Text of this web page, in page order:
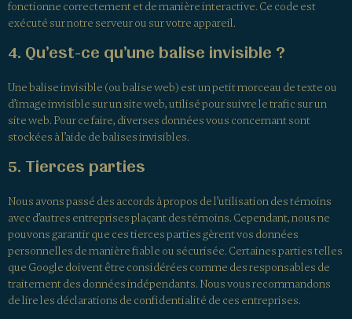
fonctionne correctement et de manière interactive. Ce code est
exécuté sur notre serveur ou sur votre appareil.
4. Qu’est-ce qu’une balise invisible ?
Une balise invisible (ou balise web) est un petit morceau de texte ou
d’image invisible sur un site web, utilisé pour suivre le trafic sur un
site web. Pour ce faire, diverses données vous concernant sont
stockées à l’aide de balises invisibles.
5. Tierces parties
Nous avons passé des accords à propos de l’utilisation des témoins
avec d’autres entreprises plaçant des témoins. Cependant, nous ne
pouvons garantir que ces tierces parties gèrent vos données
personnelles de manière fiable ou sécurisée. Certaines parties telles
que Google doivent être considérées comme des responsables de
traitement des données indépendants. Nous vous recommandons
de lire les déclarations de confidentialité de ces entreprises.